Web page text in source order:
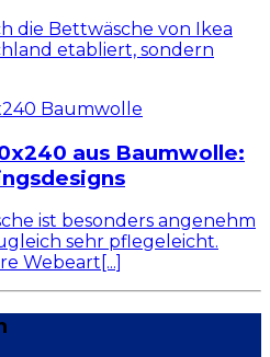
die Bettwäsche von Ikea
etabliert, sondern
aus Baumwolle:
ist besonders angenehm
sehr pflegeleicht.
Webeart[...]